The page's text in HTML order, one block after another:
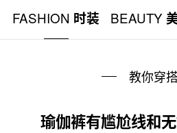
FASHION 时装 BEAUTY
教你穿
瑜伽裤有尴尬线和